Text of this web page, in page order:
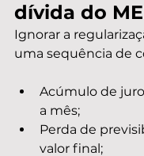
dívida do
Ignorar a
uma sequência de
Acúmulo de
a mês;
Perda de
valor final;